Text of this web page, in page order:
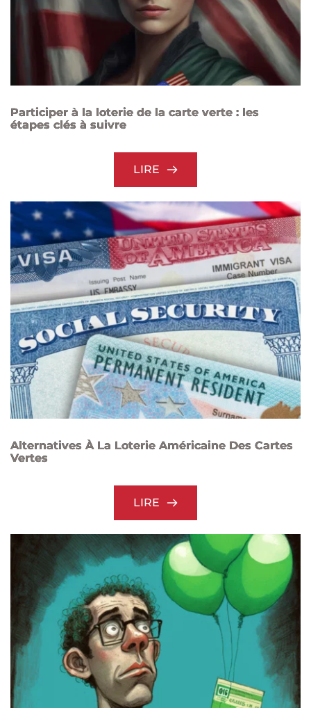
Participer à la loterie de la carte verte : les
étapes clés à suivre
LIRE
Alternatives À La Loterie Américaine Des Cartes
Vertes
LIRE